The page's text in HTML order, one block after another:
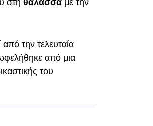
στη θάλασσα με την
την τελευταία
από μια
του